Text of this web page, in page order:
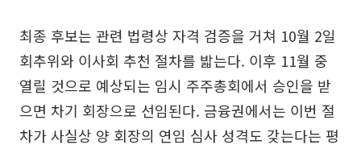
최종 후보는 관련 법령상 자격 검증을 거쳐 10월 2일
회추위와 이사회 추천 절차를 밟는다. 이후 11월 중
열릴 것으로 예상되는 임시 주주총회에서 승인을 받
으면 차기 회장으로 선임된다. 금융권에서는 이번 절
차가 사실상 양 회장의 연임 심사 성격도 갖는다는 평